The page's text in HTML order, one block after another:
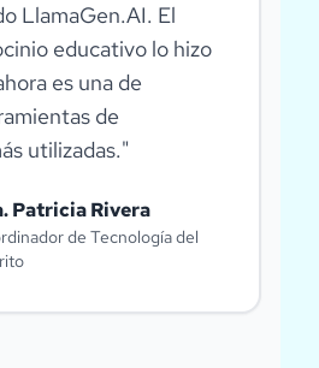
LlamaGen.AI. El
educativo lo hizo
es una de
de
utilizadas."
Patricia Rivera
de Tecnología del